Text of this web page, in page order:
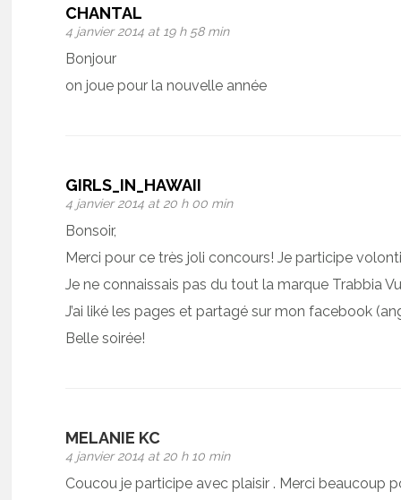
CHANTAL
4 janvier 2014 at 19 h 58 min
Bonjour
on joue pour la nouvelle année
GIRLS_IN_HAWAII
4 janvier 2014 at 20 h 00 min
Bonsoir,
Merci pour ce très joli concours! Je participe
Je ne connaissais pas du tout la marque Trabbia
J’ai liké les pages et partagé sur mon facebook
Belle soirée!
MELANIE KC
4 janvier 2014 at 20 h 10 min
Coucou je participe avec plaisir . Merci beaucoup